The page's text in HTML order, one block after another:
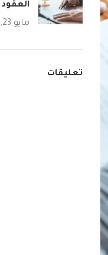
العقود
مايو 23, 2025
تعليقات